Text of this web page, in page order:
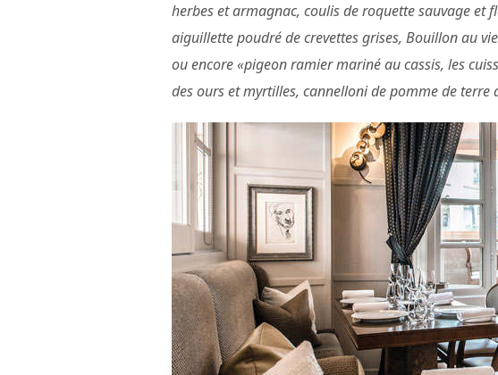
herbes et armagnac, coulis de roquette sauvage et
aiguillette poudré de crevettes grises, Bouillon au
ou encore «pigeon ramier mariné au cassis, les
des ours et myrtilles, cannelloni de pomme de terre